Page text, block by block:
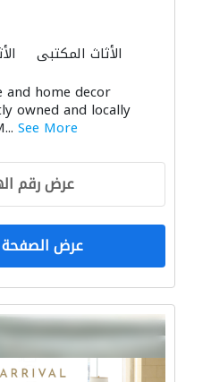
الأثاث المكتبي
and home decor
owned and locally
See More
عرض رقم
عرض